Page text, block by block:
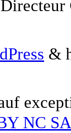
&
NC SA